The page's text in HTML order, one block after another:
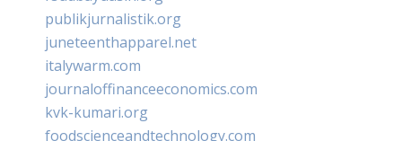
publikjurnalistik.org
juneteenthapparel.net
italywarm.com
journaloffinanceeconomics.com
kvk-kumari.org
foodscienceandtechnology.com